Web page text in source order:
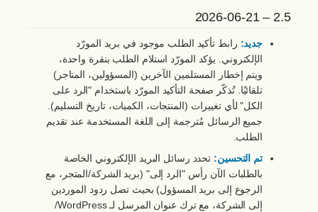
2.5 – 2026-06-21
جديد: رابط تأكيد الطلب موجود في بريد المورّد
الإلكتروني. يؤكد المورّد استلام الطلب بنقرة واحدة،
ويتم إخطار المستلمين الآخرين (المسؤولين، المتاجر)
تلقائيًا. تُذكّر صفحة التأكيد المورّد باستخدام "الرد على
الكل" لأي تغييرات (المنتجات، الكميات، تاريخ التسليم).
جميع الرسائل مُترجمة إلى اللغة المستخدمة عند تقديم
الطلب.
تم التحسين: تحدد رسائل البريد الإلكتروني الخاصة
بالطلبات الآن رأس "الرد إلى" (بريد الشركة/المتجر، مع
الرجوع إلى بريد المسؤول) بحيث تصل ردود الموردين
إلى الشركة، مع ترك عنوان المرسل لـ WordPress/